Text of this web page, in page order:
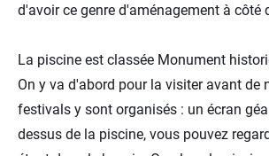
d'avoir ce genre d'aménagement à côté
La piscine est classée Monument
On y va d'abord pour la visiter avant de
festivals y sont organisés : un écran
dessus de la piscine, vous pouvez